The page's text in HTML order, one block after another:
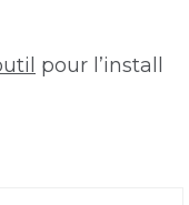
pour l’install